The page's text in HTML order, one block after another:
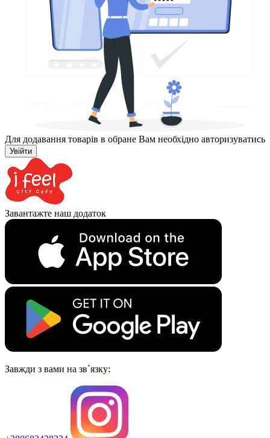
Для додавання товарів в обране Вам необхідно авторизуватись
Увійти
Завантажте наш додаток
Завжди з вами на зв`язку: